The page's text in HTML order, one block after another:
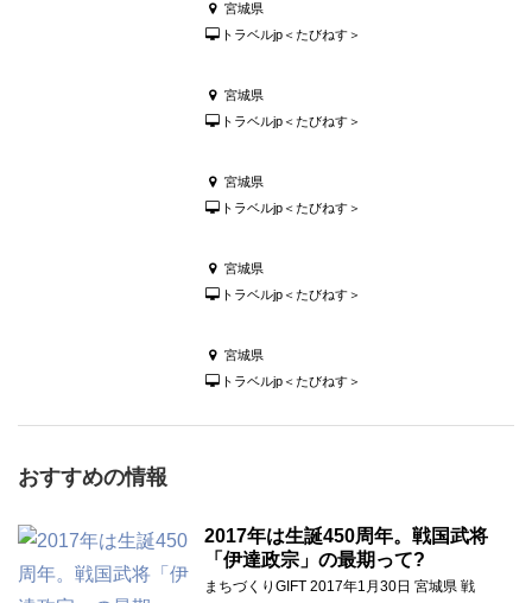
宮城県
トラベルjp＜たびねす＞
宮城県
トラベルjp＜たびねす＞
宮城県
トラベルjp＜たびねす＞
宮城県
トラベルjp＜たびねす＞
宮城県
トラベルjp＜たびねす＞
おすすめの情報
2017年は生誕450周年。戦国武将
「伊達政宗」の最期って?
まちづくりGIFT 2017年1月30日 宮城県 戦